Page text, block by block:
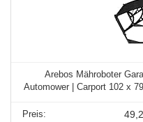
Arebos Mähroboter
Automower | Carport 102 x